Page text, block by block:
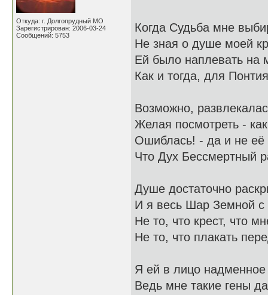
Откуда: г. Долгопрудный МО
Зарегистрирован: 2006-03-24
Сообщений: 5753
Когда Судьба мне
Не зная о душе моей
Ей было наплевать на
Как и тогда, для
Возможно,
Желая посмотреть -
Ошиблась! - да и не её
Что Дух Бессмертный
Душе достаточно
И я весь Шар Земной с
Не то, что крест, что
Не то, что плакать
Я ей в лицо
Ведь мне такие гены